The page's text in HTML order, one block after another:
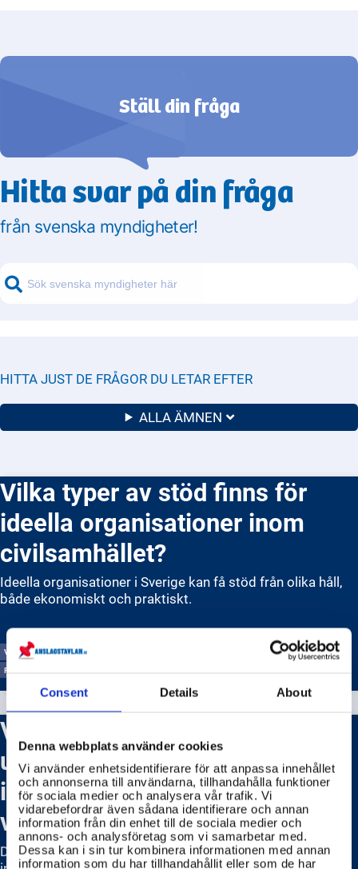
Consent Details About
Denna webbplats använder cookies
Vi använder enhetsidentifierare för att anpassa innehållet
och annonserna till användarna, tillhandahålla funktioner
för sociala medier och analysera vår trafik. Vi
vidarebefordrar även sådana identifierare och annan
information från din enhet till de sociala medier och
annons- och analysföretag som vi samarbetar med.
Dessa kan i sin tur kombinera informationen med annan
information som du har tillhandahållit eller som de har
Ställ din fråga
Hitta svar på din fråga
från svenska myndigheter!
HITTA JUST DE FRÅGOR DU LETAR EFTER
ALLA ÄMNEN
Vilka typer av stöd finns för
ideella organisationer inom
civilsamhället?
Ideella organisationer i Sverige kan få stöd från olika håll,
både ekonomiskt och praktiskt.
VI ÄR MYNDIGHETEN FÖR CIVILSAMHÄLLE OCH UNGA (MUCF)
FOLKE BERNADOTTEAKADEMIN
Vilka möjligheter finns för
ungdomar att delta i
internationella utbyten eller
volontärarbete?
Det finns många möjligheter för ungdomar att delta i